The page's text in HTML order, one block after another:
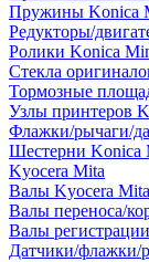
Пружины Konica
Редукторы/
Ролики Konica
Стекла
Тормозные
Узлы принтеров
Флажки/рычаги/
Шестерни Konica
Kyocera Mita
Валы Kyocera Mita
Валы переноса/
Валы
Датчики/флажки/